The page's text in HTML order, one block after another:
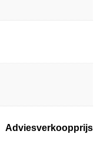
Adviesverkoopprijs